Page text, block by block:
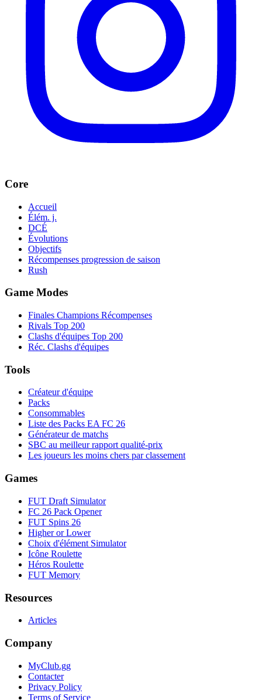
Core
Accueil
Élém. j.
DCÉ
Évolutions
Objectifs
Récompenses progression de saison
Rush
Game Modes
Finales Champions Récompenses
Rivals Top 200
Clashs d'équipes Top 200
Réc. Clashs d'équipes
Tools
Créateur d'équipe
Packs
Consommables
Liste des Packs EA FC 26
Générateur de matchs
SBC au meilleur rapport qualité-prix
Les joueurs les moins chers par classement
Games
FUT Draft Simulator
FC 26 Pack Opener
FUT Spins 26
Higher or Lower
Choix d'élément Simulator
Icône Roulette
Héros Roulette
FUT Memory
Resources
Articles
Company
MyClub.gg
Contacter
Privacy Policy
Terms of Service